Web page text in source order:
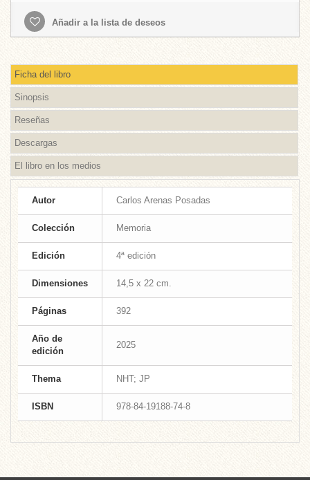
Añadir a la lista de deseos
Ficha del libro
Sinopsis
Reseñas
Descargas
El libro en los medios
Autor Carlos Arenas Posadas
Colección Memoria
Edición 4ª edición
Dimensiones 14,5 x 22 cm.
Páginas 392
Año de
edición
2025
Thema NHT; JP
ISBN 978-84-19188-74-8